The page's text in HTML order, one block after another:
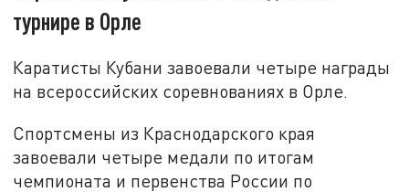
турнире в Орле
Каратисты Кубани завоевали четыре награды
на всероссийских соревнованиях в Орле.
Спортсмены из Краснодарского края
завоевали четыре медали по итогам
чемпионата и первенства России по